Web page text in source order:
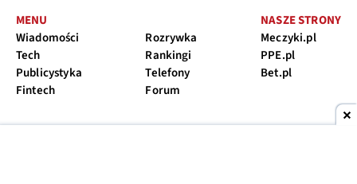
MENU
Wiadomości
Tech
Publicystyka
Fintech
Rozrywka
Rankingi
Telefony
Forum
NASZE STRONY
Meczyki.pl
PPE.pl
Bet.pl